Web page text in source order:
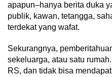
apapun–hanya berita duka
publik, kawan, tetangga,
terdekat yang wafat.
Sekurangnya,
sekeluarga, atau satu
RS, dan tidak bisa